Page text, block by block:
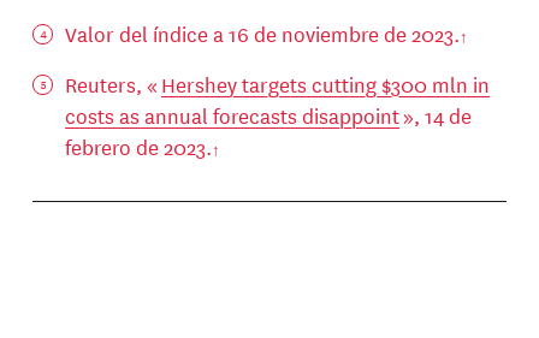
Valor del índice a 16 de noviembre de 2023.
Reuters, « Hershey targets cutting $300 mln in
costs as annual forecasts disappoint», 14 de
febrero de 2023.